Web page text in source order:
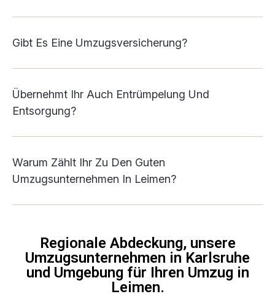
Gibt Es Eine Umzugsversicherung?
Übernehmt Ihr Auch Entrümpelung Und
Entsorgung?
Warum Zählt Ihr Zu Den Guten
Umzugsunternehmen In Leimen?
Regionale Abdeckung, unsere
Umzugsunternehmen in Karlsruhe
und Umgebung für Ihren Umzug in
Leimen.